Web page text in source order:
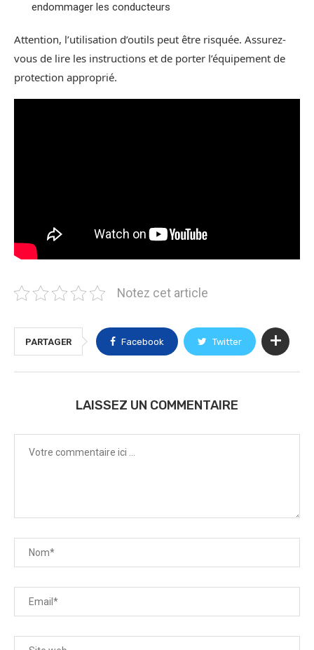
endommager les conducteurs
Attention, l’utilisation d’outils peut être risquée. Assurez-
vous de lire les instructions et de porter l’équipement de
protection approprié.
Notez cet article
PARTAGER Facebook Twitter
LAISSEZ UN COMMENTAIRE